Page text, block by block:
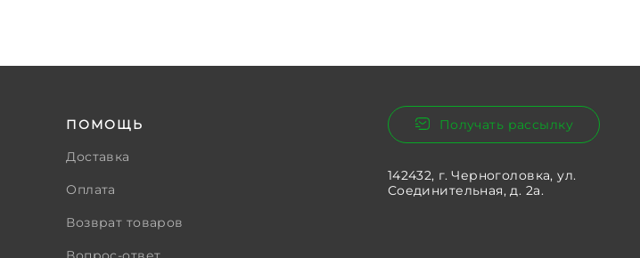
ПОМОЩЬ
Доставка
Оплата
Возврат товаров
Получать рассылку
142432, г. Черноголовка, ул.
Соединительная, д. 2а.